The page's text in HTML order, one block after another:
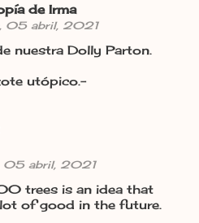
de Irma
05 abril, 2021
nuestra Dolly Parton.
utópico.-
05 abril, 2021
trees is an idea that
of good in the future.